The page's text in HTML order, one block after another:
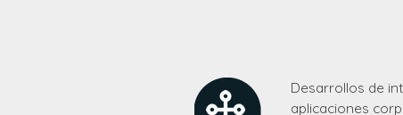
Desarrollos de
aplicaciones